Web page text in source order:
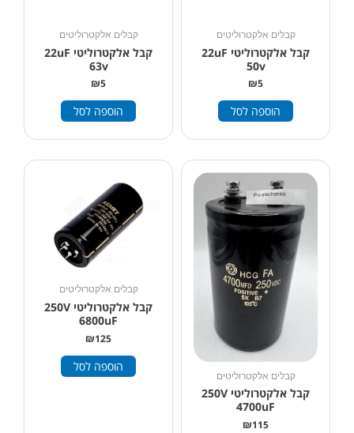
קבלים אלקטרוליטים
קבל אלקטרוליטי 22uF
50v
₪5
הוספה לסל
קבלים אלקטרוליטים
קבל אלקטרוליטי 22uF
63v
₪5
הוספה לסל
קבלים אלקטרוליטים
קבל אלקטרוליטי 250V
4700uF
₪115
קבלים אלקטרוליטים
קבל אלקטרוליטי 250V
6800uF
₪125
הוספה לסל